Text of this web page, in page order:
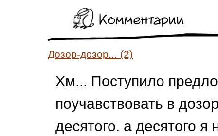
Комментарии
Дозор-дозор... (2)
Хм... Поступило
поучавствовать в
десятого. а десятого я